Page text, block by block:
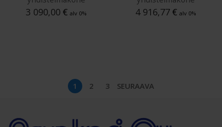
3 090,00 € alv 0% 4 916,77 € alv 0%
1 2 3 SEURAAVA